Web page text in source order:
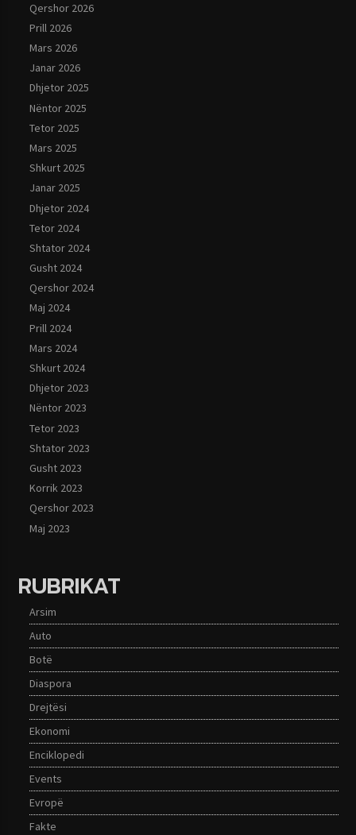
Qershor 2026
Prill 2026
Mars 2026
Janar 2026
Dhjetor 2025
Nëntor 2025
Tetor 2025
Mars 2025
Shkurt 2025
Janar 2025
Dhjetor 2024
Tetor 2024
Shtator 2024
Gusht 2024
Qershor 2024
Maj 2024
Prill 2024
Mars 2024
Shkurt 2024
Dhjetor 2023
Nëntor 2023
Tetor 2023
Shtator 2023
Gusht 2023
Korrik 2023
Qershor 2023
Maj 2023
RUBRIKAT
Arsim
Auto
Botë
Diaspora
Drejtësi
Ekonomi
Enciklopedi
Events
Evropë
Fakte